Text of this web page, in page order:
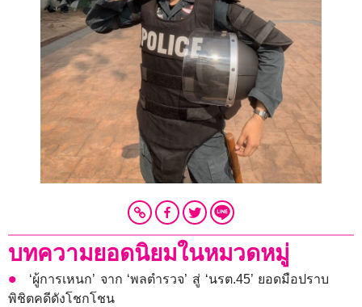
บทความยอดนิยมในหมวดหมู่
‘ผู้การเหนก’ จาก ‘พลตำรวจ’ สู่ ‘นรต.45’ ยอดมือปราบ
พิชิตคดีดังโชกโชน